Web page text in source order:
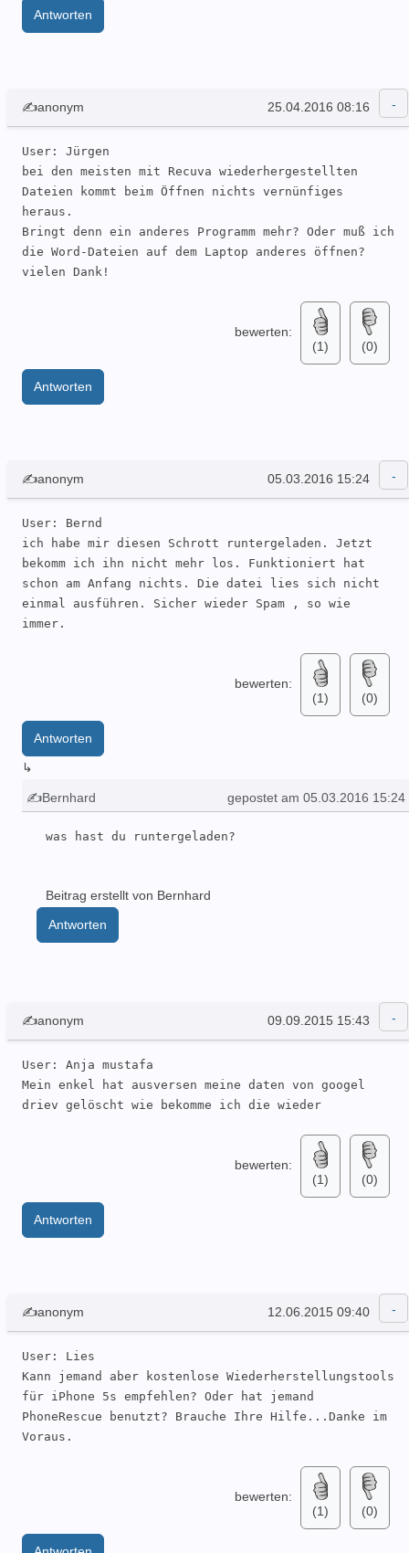
Antworten
✍anonym 25.04.2016 08:16
User: Jürgen
bei den meisten mit Recuva wiederhergestellten
Dateien kommt beim Öffnen nichts vernünfiges
heraus.
Bringt denn ein anderes Programm mehr? Oder muß ich
die Word-Dateien auf dem Laptop anderes öffnen?
vielen Dank!
bewerten:
(1)
(0)
Antworten
✍anonym 05.03.2016 15:24
User: Bernd
ich habe mir diesen Schrott runtergeladen. Jetzt
bekomm ich ihn nicht mehr los. Funktioniert hat
schon am Anfang nichts. Die datei lies sich nicht
einmal ausführen. Sicher wieder Spam , so wie
immer.
bewerten:
(1)
(0)
Antworten
↳
✍Bernhard gepostet am 05.03.2016 15:24
was hast du runtergeladen?
Beitrag erstellt von Bernhard
Antworten
✍anonym 09.09.2015 15:43
User: Anja mustafa
Mein enkel hat ausversen meine daten von googel
bewerten:
(1)
(0)
Antworten
✍anonym 12.06.2015 09:40
User: Lies
Kann jemand aber kostenlose Wiederherstellungstools
für iPhone 5s empfehlen? Oder hat jemand
PhoneRescue benutzt? Brauche Ihre Hilfe...Danke im
Voraus.
bewerten:
(1)
(0)